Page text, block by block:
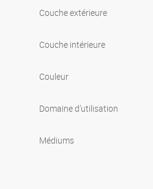
Couche extérieure
Couche intérieure
Couleur
Domaine d’utilisation
Médiums